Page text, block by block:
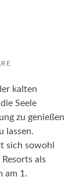
sich sowohl
1.
Bereich des
eine
Stil, die
nicht nur
Superior
auch die
man in